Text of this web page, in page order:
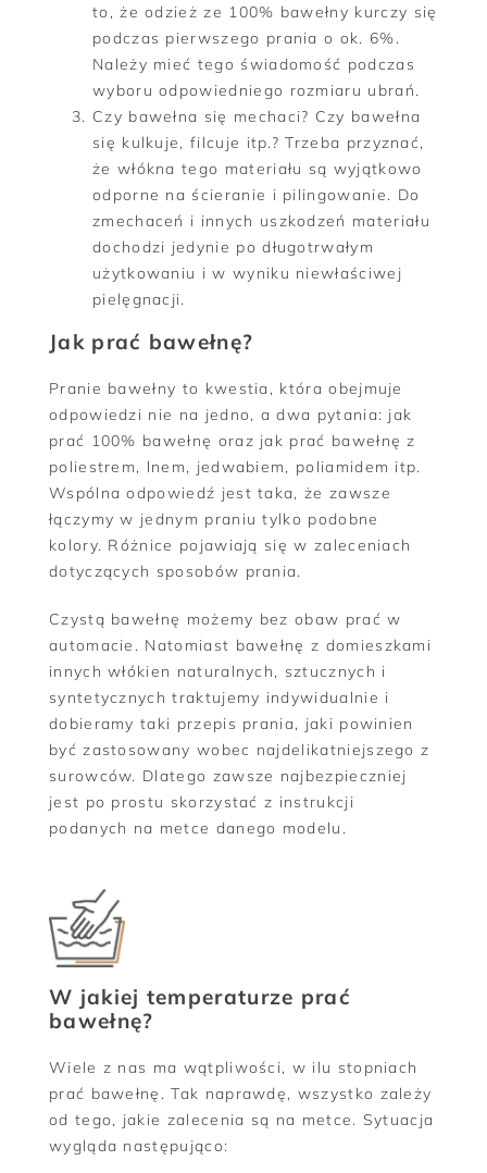
to, że odzież ze 100% bawełny kurczy się
podczas pierwszego prania o ok. 6%.
Należy mieć tego świadomość podczas
wyboru odpowiedniego rozmiaru ubrań.
Czy bawełna się mechaci? Czy bawełna
się kulkuje, filcuje itp.? Trzeba przyznać,
że włókna tego materiału są wyjątkowo
odporne na ścieranie i pilingowanie. Do
zmechaceń i innych uszkodzeń materiału
dochodzi jedynie po długotrwałym
użytkowaniu i w wyniku niewłaściwej
pielęgnacji.
Jak prać bawełnę?
Pranie bawełny to kwestia, która obejmuje
odpowiedzi nie na jedno, a dwa pytania: jak
prać 100% bawełnę oraz jak prać bawełnę z
poliestrem, lnem, jedwabiem, poliamidem itp.
Wspólna odpowiedź jest taka, że zawsze
łączymy w jednym praniu tylko podobne
kolory. Różnice pojawiają się w zaleceniach
dotyczących sposobów prania.
Czystą bawełnę możemy bez obaw prać w
automacie. Natomiast bawełnę z domieszkami
innych włókien naturalnych, sztucznych i
syntetycznych traktujemy indywidualnie i
dobieramy taki przepis prania, jaki powinien
być zastosowany wobec najdelikatniejszego z
surowców. Dlatego zawsze najbezpieczniej
jest po prostu skorzystać z instrukcji
podanych na metce danego modelu.
W jakiej temperaturze prać
bawełnę?
Wiele z nas ma wątpliwości, w ilu stopniach
prać bawełnę. Tak naprawdę, wszystko zależy
od tego, jakie zalecenia są na metce. Sytuacja
wygląda następująco: